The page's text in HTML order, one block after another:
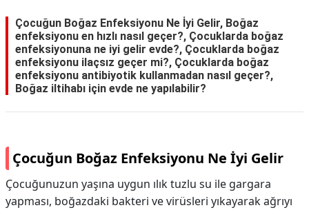
Çocuğun Boğaz Enfeksiyonu Ne İyi Gelir, Boğaz
enfeksiyonu en hızlı nasıl geçer?, Çocuklarda boğaz
enfeksiyonuna ne iyi gelir evde?, Çocuklarda boğaz
enfeksiyonu ilaçsız geçer mi?, Çocuklarda boğaz
enfeksiyonu antibiyotik kullanmadan nasıl geçer?,
Boğaz iltihabı için evde ne yapılabilir?
Çocuğun Boğaz Enfeksiyonu Ne İyi Gelir
Çocuğunuzun yaşına uygun ılık tuzlu su ile gargara
yapması, boğazdaki bakteri ve virüsleri yıkayarak ağrıyı